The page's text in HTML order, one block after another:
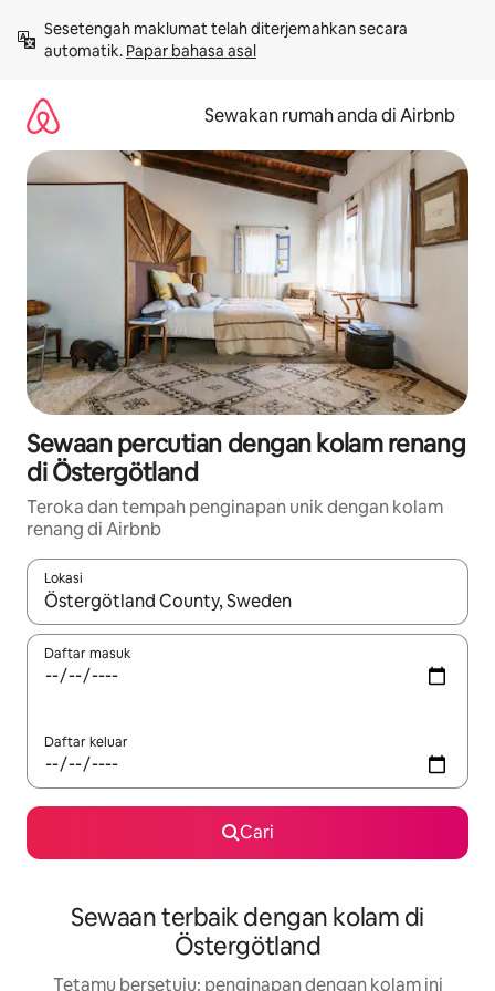
kandungan
Sesetengah maklumat telah diterjemahkan secara
automatik. Papar bahasa asal
Sewakan rumah anda di Airbnb
Sewaan percutian dengan kolam renang
di Östergötland
Teroka dan tempah penginapan unik dengan kolam
renang di Airbnb
Lokasi
Apabila hasil tersedia, navigasi dengan kekunci anak panah
Daftar masuk
Daftar keluar
Cari
Sewaan terbaik dengan kolam di
Östergötland
Tetamu bersetuju: penginapan dengan kolam ini